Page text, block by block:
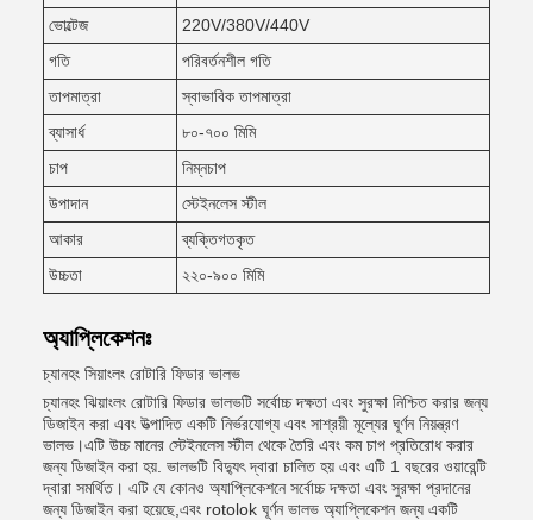
ভোল্টেজ
220V/380V/440V
গতি
পরিবর্তনশীল গতি
তাপমাত্রা
স্বাভাবিক তাপমাত্রা
ব্যাসার্ধ
৮০-৭০০ মিমি
চাপ
নিম্নচাপ
উপাদান
স্টেইনলেস স্টীল
আকার
ব্যক্তিগতকৃত
উচ্চতা
২২০-৯০০ মিমি
অ্যাপ্লিকেশনঃ
চ্যানহং সিয়াংলং রোটারি ফিডার ভালভ
চ্যানহং ঝিয়াংলং রোটারি ফিডার ভালভটি সর্বোচ্চ দক্ষতা এবং সুরক্ষা নিশ্চিত করার জন্য
ডিজাইন করা এবং উত্পাদিত একটি নির্ভরযোগ্য এবং সাশ্রয়ী মূল্যের ঘূর্ণন নিয়ন্ত্রণ
ভালভ।এটি উচ্চ মানের স্টেইনলেস স্টীল থেকে তৈরি এবং কম চাপ প্রতিরোধ করার
জন্য ডিজাইন করা হয়. ভালভটি বিদ্যুৎ দ্বারা চালিত হয় এবং এটি 1 বছরের ওয়ারেন্টি
দ্বারা সমর্থিত। এটি যে কোনও অ্যাপ্লিকেশনে সর্বোচ্চ দক্ষতা এবং সুরক্ষা প্রদানের
জন্য ডিজাইন করা হয়েছে,এবং rotolok ঘূর্ণন ভালভ অ্যাপ্লিকেশন জন্য একটি